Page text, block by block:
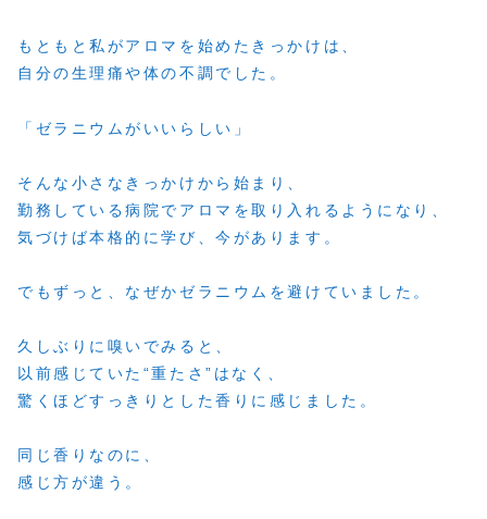
もともと私がアロマを始めたきっかけは、
自分の生理痛や体の不調でした。
「ゼラニウムがいいらしい」
そんな小さなきっかけから始まり、
勤務している病院でアロマを取り入れるようになり、
気づけば本格的に学び、今があります。
でもずっと、なぜかゼラニウムを避けていました。
久しぶりに嗅いでみると、
以前感じていた“重たさ”はなく、
驚くほどすっきりとした香りに感じました。
同じ香りなのに、
感じ方が違う。